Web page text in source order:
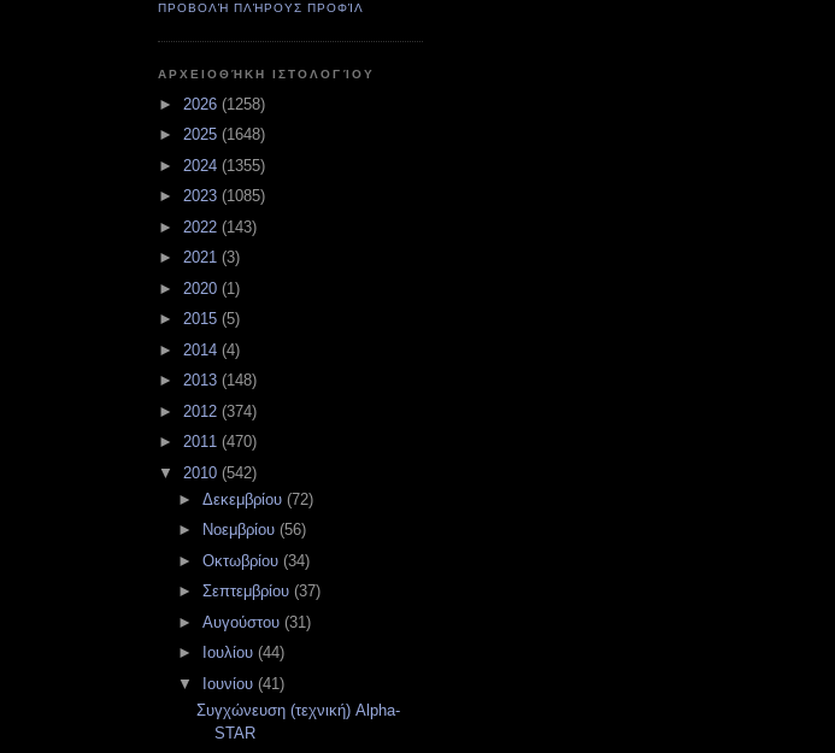
ΠΡΟΒΟΛΉ ΠΛΉΡΟΥΣ ΠΡΟΦΊΛ
ΑΡΧΕΙΟΘΉΚΗ ΙΣΤΟΛΟΓΊΟΥ
► 2026 (1258)
► 2025 (1648)
► 2024 (1355)
► 2023 (1085)
► 2022 (143)
► 2021 (3)
► 2020 (1)
► 2015 (5)
► 2014 (4)
► 2013 (148)
► 2012 (374)
► 2011 (470)
▼ 2010 (542)
► Δεκεμβρίου (72)
►
Νοεμβρίου (56)
► Οκτωβρίου (34)
► Σεπτεμβρίου (37)
► Αυγούστου (31)
►
Ιουλίου (44)
▼
Ιουνίου (41)
Συγχώνευση (τεχνική) Alpha-
STAR